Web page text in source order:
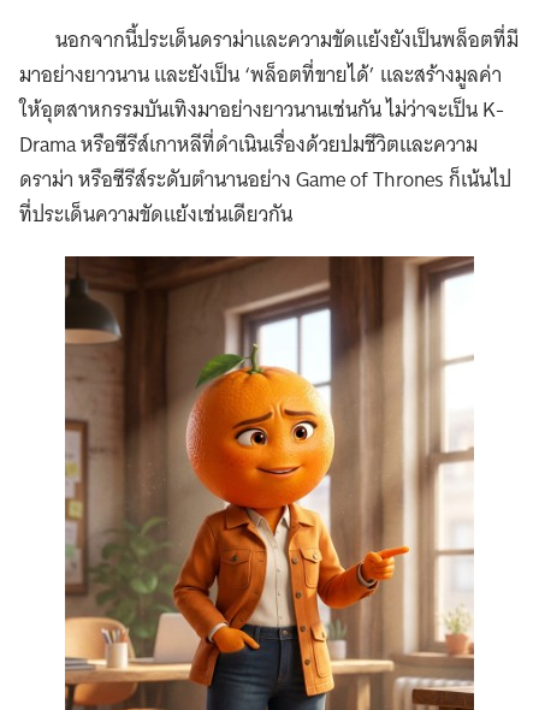
นอกจากนี้ประเด็นดราม่าและความขัดแย้งยังเป็นพล็อตที่มี
มาอย่างยาวนาน และยังเป็น ‘พล็อตที่ขายได้’ และสร้างมูลค่า
ให้อุตสาหกรรมบันเทิงมาอย่างยาวนานเช่นกัน ไม่ว่าจะเป็น K-
Drama หรือซีรีส์เกาหลีที่ดำเนินเรื่องด้วยปมชีวิตและความ
ดราม่า หรือซีรีส์ระดับตำนานอย่าง Game of Thrones ก็เน้นไป
ที่ประเด็นความขัดแย้งเช่นเดียวกัน